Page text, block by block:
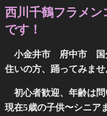
西川千鶴フラメン
です！
小金井市 府中市
住いの方、踊ってみませ
初心者歓迎、年齢は問
現在5歳の子供〜シニア